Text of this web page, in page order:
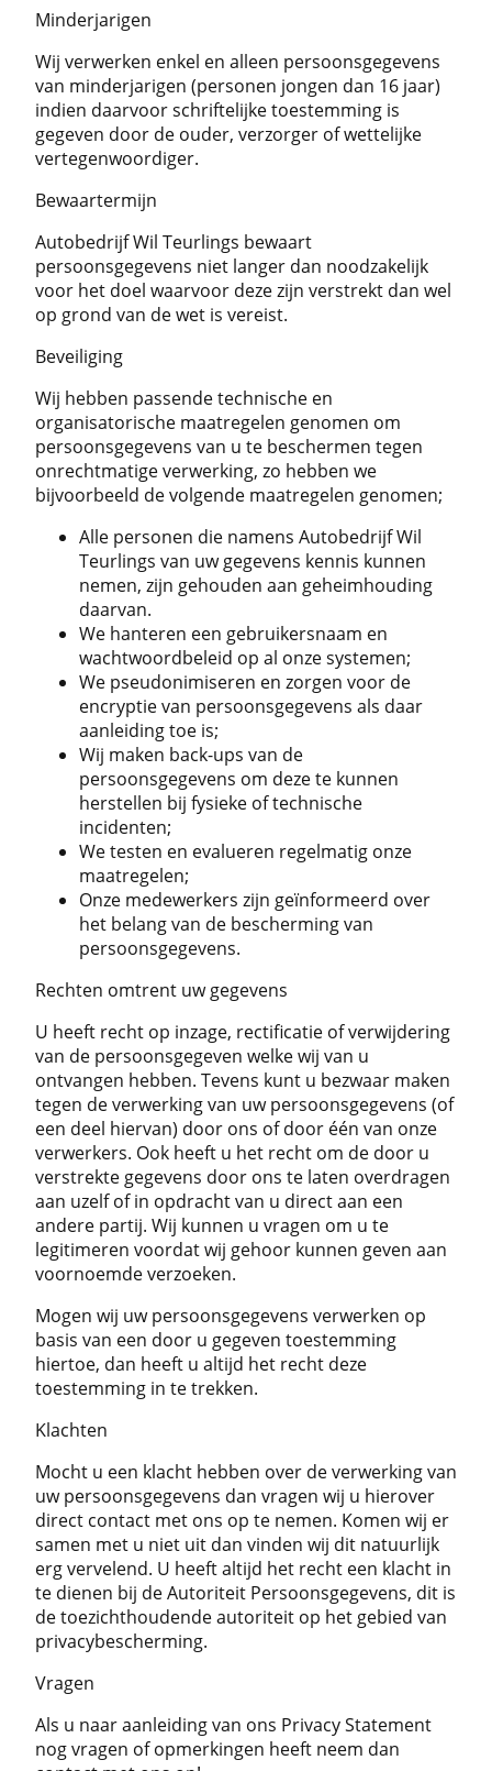
Minderjarigen
Wij verwerken enkel en alleen persoonsgegevens
van minderjarigen (personen jongen dan 16 jaar)
indien daarvoor schriftelijke toestemming is
gegeven door de ouder, verzorger of wettelijke
vertegenwoordiger.
Bewaartermijn
Autobedrijf Wil Teurlings bewaart
persoonsgegevens niet langer dan noodzakelijk
voor het doel waarvoor deze zijn verstrekt dan wel
op grond van de wet is vereist.
Beveiliging
Wij hebben passende technische en
organisatorische maatregelen genomen om
persoonsgegevens van u te beschermen tegen
onrechtmatige verwerking, zo hebben we
bijvoorbeeld de volgende maatregelen genomen;
Alle personen die namens Autobedrijf Wil
Teurlings van uw gegevens kennis kunnen
nemen, zijn gehouden aan geheimhouding
daarvan.
We hanteren een gebruikersnaam en
wachtwoordbeleid op al onze systemen;
We pseudonimiseren en zorgen voor de
encryptie van persoonsgegevens als daar
aanleiding toe is;
Wij maken back-ups van de
persoonsgegevens om deze te kunnen
herstellen bij fysieke of technische
incidenten;
We testen en evalueren regelmatig onze
maatregelen;
Onze medewerkers zijn geïnformeerd over
het belang van de bescherming van
persoonsgegevens.
Rechten omtrent uw gegevens
U heeft recht op inzage, rectificatie of verwijdering
van de persoonsgegeven welke wij van u
ontvangen hebben. Tevens kunt u bezwaar maken
tegen de verwerking van uw persoonsgegevens (of
een deel hiervan) door ons of door één van onze
verwerkers. Ook heeft u het recht om de door u
verstrekte gegevens door ons te laten overdragen
aan uzelf of in opdracht van u direct aan een
andere partij. Wij kunnen u vragen om u te
legitimeren voordat wij gehoor kunnen geven aan
voornoemde verzoeken.
Mogen wij uw persoonsgegevens verwerken op
basis van een door u gegeven toestemming
hiertoe, dan heeft u altijd het recht deze
toestemming in te trekken.
Klachten
Mocht u een klacht hebben over de verwerking van
uw persoonsgegevens dan vragen wij u hierover
direct contact met ons op te nemen. Komen wij er
samen met u niet uit dan vinden wij dit natuurlijk
erg vervelend. U heeft altijd het recht een klacht in
te dienen bij de Autoriteit Persoonsgegevens, dit is
de toezichthoudende autoriteit op het gebied van
privacybescherming.
Vragen
Als u naar aanleiding van ons Privacy Statement
nog vragen of opmerkingen heeft neem dan